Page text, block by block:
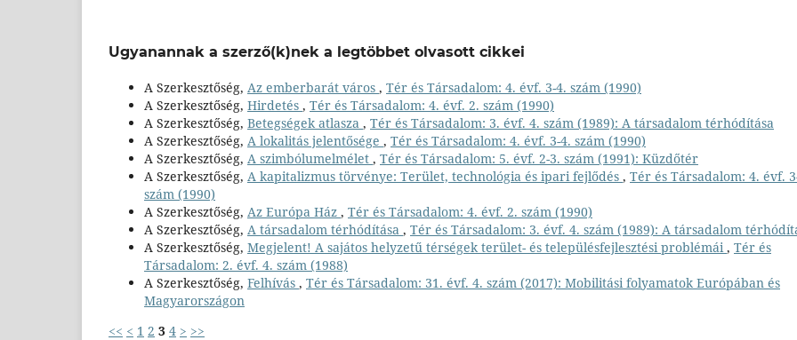
Ugyanannak a szerző(k)nek a legtöbbet olvasott cikkei
A Szerkesztőség, Az emberbarát város , Tér és Társadalom: 4. évf. 3-4. szám (1990)
A Szerkesztőség, Hirdetés , Tér és Társadalom: 4. évf. 2. szám (1990)
A Szerkesztőség, Betegségek atlasza , Tér és Társadalom: 3. évf. 4. szám (1989): A társadalom térhódítása
A Szerkesztőség, A lokalitás jelentősége , Tér és Társadalom: 4. évf. 3-4. szám (1990)
A Szerkesztőség, A szimbólumelmélet , Tér és Társadalom: 5. évf. 2-3. szám (1991): Küzdőtér
A Szerkesztőség, A kapitalizmus törvénye: Terület, technológia és ipari fejlődés , Tér és Társadalom: 4. évf.
szám (1990)
A Szerkesztőség, Az Európa Ház , Tér és Társadalom: 4. évf. 2. szám (1990)
A Szerkesztőség, A társadalom térhódítása , Tér és Társadalom: 3. évf. 4. szám (1989): A társadalom
A Szerkesztőség, Megjelent! A sajátos helyzetű térségek terület- és településfejlesztési problémái , Tér és
Társadalom: 2. évf. 4. szám (1988)
A Szerkesztőség, Felhívás , Tér és Társadalom: 31. évf. 4. szám (2017): Mobilitási folyamatok Európában és
Magyarországon
<< < 1 2 3 4 > >>